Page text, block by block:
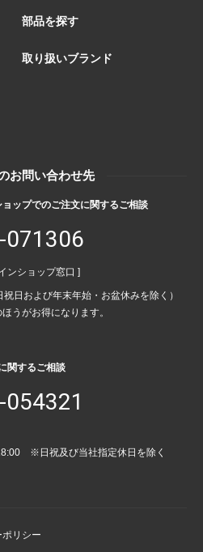
部品を探す
取り扱いブランド
お問い合わせ先
ップでのご注文に関するご相談
071306
ンショップ窓口 ]
日および年末年始・お盆休みを除く）
うがお得になります。
関するご相談
※日祝及び当社指定休日を除く
リシー